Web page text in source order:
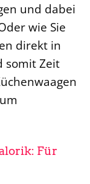
und dabei
wie Sie
direkt in
somit Zeit
Für